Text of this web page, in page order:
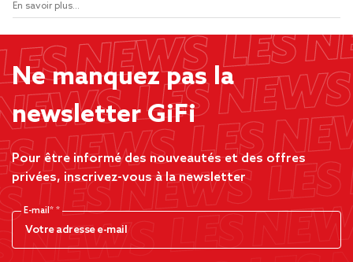
En savoir plus...
Ne manquez pas la
newsletter GiFi
Pour être informé des nouveautés et des offres
privées, inscrivez-vous à la newsletter
E-mail*